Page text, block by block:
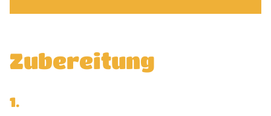
Zubereitung
1.